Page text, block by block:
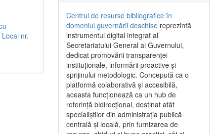
nr.
Centrul de resurse bibliografice în
domeniul guvernării deschise reprezintă
instrumentul digital integrat al
Secretariatului General al Guvernului,
dedicat promovării transparenței
instituționale, informării proactive și
sprijinului metodologic. Concepută ca o
platformă colaborativă și accesibilă,
aceasta funcționează ca un hub de
referință bidirecțional, destinat atât
specialiștilor din administrația publică
centrală și locală, prin furnizarea de